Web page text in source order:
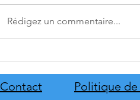
Rédigez un commentaire...
Contact Politique